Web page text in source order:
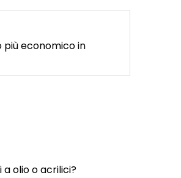
più economico in
olio o acrilici?